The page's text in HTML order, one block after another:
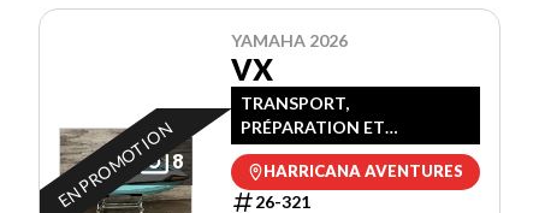
8
EN PROMOTION
YAMAHA 2026
VX
TRANSPORT,
PRÉPARATION ET
PROMOTION INCLUSES
HARRICANA AVENTURES
26-321